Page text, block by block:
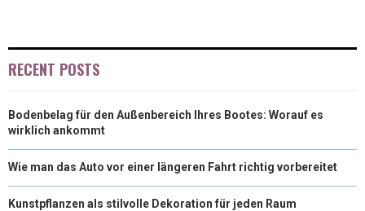
RECENT POSTS
Bodenbelag für den Außenbereich Ihres Bootes: Worauf es
wirklich ankommt
Wie man das Auto vor einer längeren Fahrt richtig vorbereitet
Kunstpflanzen als stilvolle Dekoration für jeden Raum